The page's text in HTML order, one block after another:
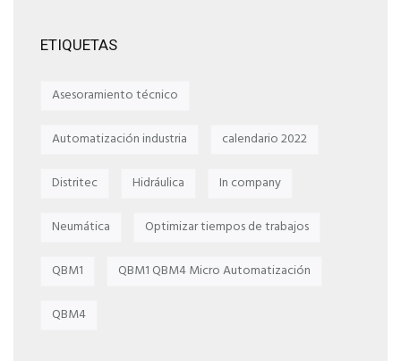
ETIQUETAS
Asesoramiento técnico
Automatización industria calendario 2022
Distritec Hidráulica In company
Neumática Optimizar tiempos de trabajos
QBM1 QBM1 QBM4 Micro Automatización
QBM4